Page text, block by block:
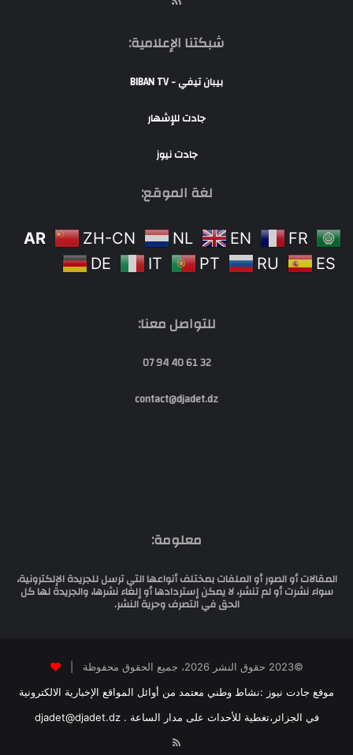
شبكتنا الإعلامية:
بيبان تيفي - BIBAN TV
جادت للإشهار
جادت نيوز
لغة الموقع:
AR ZH-CN NL EN
FR
DE
IT PT RU ES
للتواصل معنا:
32 61 40 94 07
contact@djadet.dz
معلومة:
المقالات أو الصور أو الملفات بمختلف أنواعها التي ترسل للجريدة الإلكترونية،
سواء نشرت أو لم تنشر، لا يمكن إستردادها أو إلغاء نشرها، والجريدة لها كل
الحق في التصرف وحرية النشر.
©2023 حقوق النشر 2026، جميع الحقوق محفوظة |
موقع جادت نيوز :نشاط وطني معتمد من أوائل المواقع الإخبارية الالكترونية
في الجزائر،تغطية للأحداث على مدار الساعة . djadet@djadet.dz
RSS